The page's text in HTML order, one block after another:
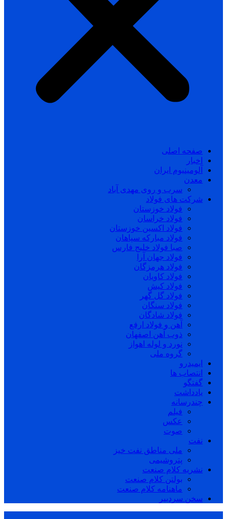
صفحه اصلی
اخبار
آلومینیوم ایران
معدن
سرب و روی مهدی آباد
شرکت های فولاد
فولاد خوزستان
فولاد خراسان
فولاد اکسین خوزستان
فولاد مبارکه سپاهان
صبا فولاد خلیج فارس
فولاد جهان آرا
فولاد هرمزگان
فولاد کاویان
فولاد کیش
فولاد گل گهر
فولاد سنگان
فولاد شادگان
آهن و فولاد ارفع
ذوب آهن اصفهان
نورد و لوله اهواز
گروه ملی
ایمیدرو
انتصاب ها
گفتگو
یادداشت
چندرسانه
فیلم
عکس
صوت
نفت
ملی مناطق نفت خیز
پتروشیمی
نشریه کلام صنعت
بولتن کلام صنعت
ماهنامه کلام صنعت
سخن سردبیر